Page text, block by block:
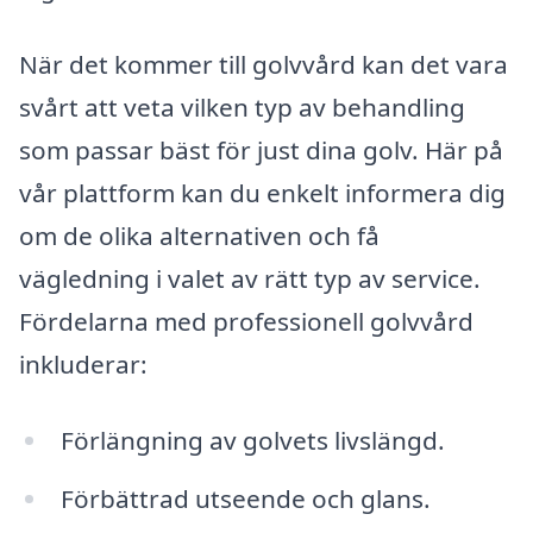
När det kommer till golvvård kan det vara
svårt att veta vilken typ av behandling
som passar bäst för just dina golv. Här på
vår plattform kan du enkelt informera dig
om de olika alternativen och få
vägledning i valet av rätt typ av service.
Fördelarna med professionell golvvård
inkluderar:
Förlängning av golvets livslängd.
Förbättrad utseende och glans.